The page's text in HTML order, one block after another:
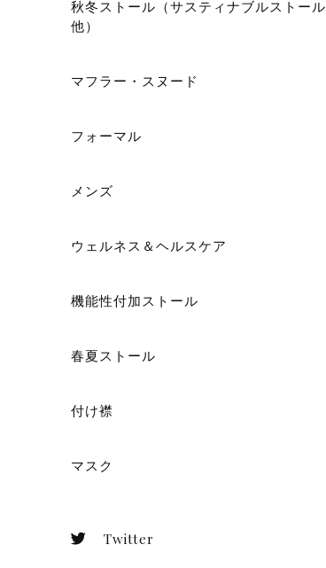
秋冬ストール（サスティナブルストール
他）
マフラー・スヌード
フォーマル
メンズ
ウェルネス＆ヘルスケア
機能性付加ストール
春夏ストール
付け襟
マスク
Twitter